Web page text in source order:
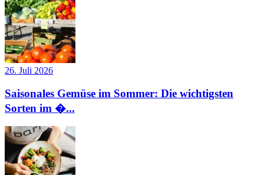
26. Juli 2026
Saisonales Gemüse im Sommer: Die wichtigsten
Sorten im �...